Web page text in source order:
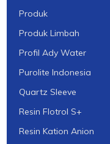
Produk
Produk Limbah
Profil Ady Water
Purolite Indonesia
Quartz Sleeve
Resin Flotrol S+
Resin Kation Anion